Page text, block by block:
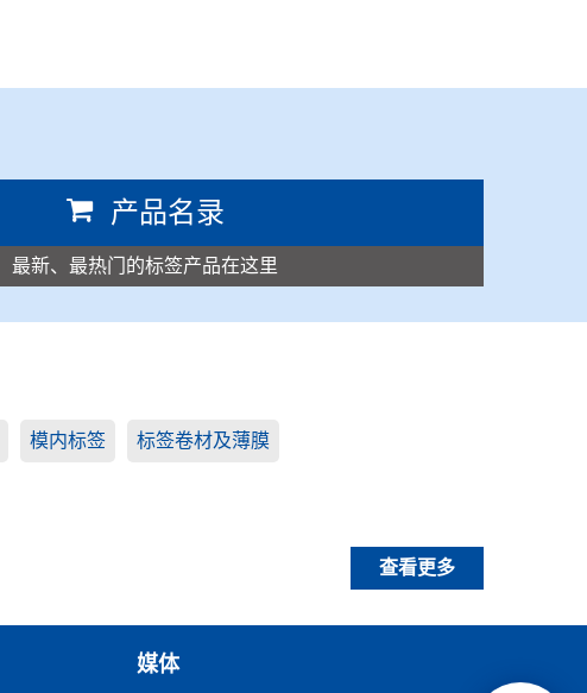
产品名录
最新、最热门的标签产品在这里
模内标签 标签卷材及薄膜
查看更多
媒体